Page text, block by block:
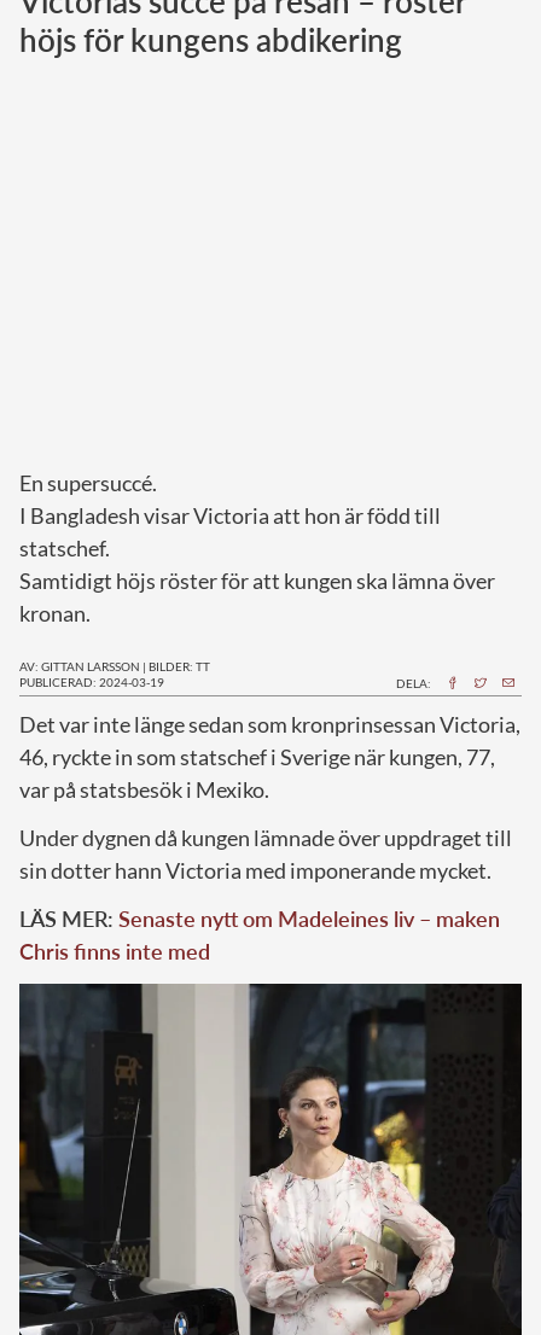
Norska kungahuset
höjs för kungens abdikering
En supersuccé.
I Bangladesh visar Victoria att hon är född till
statschef.
Samtidigt höjs röster för att kungen ska lämna över
kronan.
AV: GITTAN LARSSON | BILDER: TT
PUBLICERAD: 2024-03-19
DELA:
Det var inte länge sedan som kronprinsessan Victoria,
46, ryckte in som statschef i Sverige när kungen, 77,
var på statsbesök i Mexiko.
Under dygnen då kungen lämnade över uppdraget till
sin dotter hann Victoria med imponerande mycket.
LÄS MER: Senaste nytt om Madeleines liv – maken
Chris finns inte med